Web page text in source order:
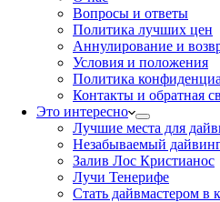
Вопросы и ответы
Политика лучших цен
Аннулирование и
Условия и положения
Политика
Контакты и обратная
Это интересно
Лучшие места для
Незабываемый
Залив Лос Кристианос
Лучи Тенерифе
Стать дайвмастером